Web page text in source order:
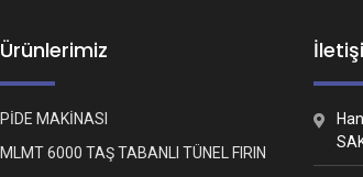
Ürünlerimiz
PİDE MAKİNASI
MLMT 6000 TAŞ TABANLI TÜNEL FIRIN